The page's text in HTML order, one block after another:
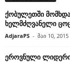
ქობულეთში
ხელმძღვანელი
AdjaraPS - მაი 10, 2015
ეროვნული